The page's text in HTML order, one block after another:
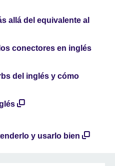
allá del equivalente al
conectores en inglés
del inglés y cómo
y usarlo bien